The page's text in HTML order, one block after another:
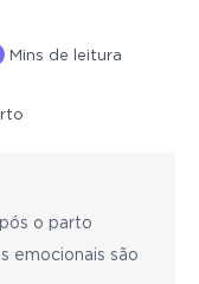
Mins de leitura
o parto
emocionais são